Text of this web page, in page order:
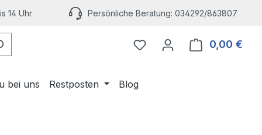
14 Uhr Persönliche Beratung: 034292/863807
Du hast 0 Produkte auf
0,00 €
bei uns Restposten Blog